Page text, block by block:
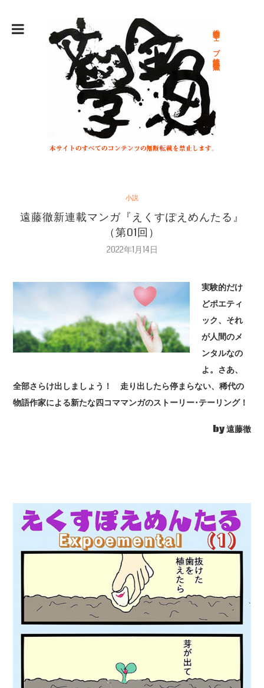
総合文学ウェブ情報誌 文学金魚
小説
遠藤徹新連載マンガ『えくすぽえめんたる』
（第01回）
2022年1月14日
実験的だけ
どポエティ
ック、それ
が人間のメ
ンタルなの
よ。さあ、
全部さらけ出しましょう！ 走り出したら停まらない、稀代の
物語作家による新たな四コママンガのストーリー･テーリング！
by 遠藤徹